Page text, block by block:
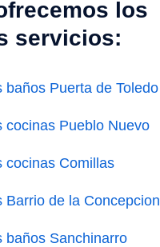
los
servicios:
baños Puerta de Toledo
cocinas Pueblo Nuevo
cocinas Comillas
Barrio de la Concepcion
baños Sanchinarro